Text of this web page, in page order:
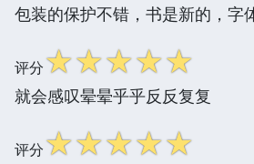
包装的保护不错，书是新的，字
评分☆☆☆☆☆
就会感叹晕晕乎乎反反复复
评分☆☆☆☆☆